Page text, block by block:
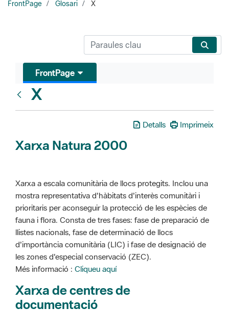
FrontPage Glosari X
FrontPage
X
Detalls Imprimeix
Xarxa Natura 2000
Xarxa a escala comunitària de llocs protegits. Inclou una
mostra representativa d'hàbitats d'interès comunitàri i
prioritaris per aconseguir la protecció de les espècies de
fauna i flora. Consta de tres fases: fase de preparació de
llistes nacionals, fase de determinació de llocs
d'importància comunitària (LIC) i fase de designació de
les zones d'especial conservació (ZEC).
Més informació : Cliqueu aquí
Xarxa de centres de
documentació